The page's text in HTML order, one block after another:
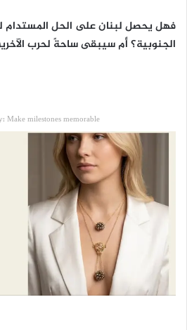
فهل يحصل لبنان على الحل المستدام
الجنوبية؟ أم سيبقى ساحةً لحرب
Make milestones memorable